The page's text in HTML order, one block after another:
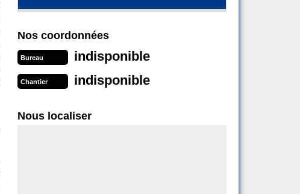
Nos coordonnées
Bureau indisponible
Chantier indisponible
Nous localiser